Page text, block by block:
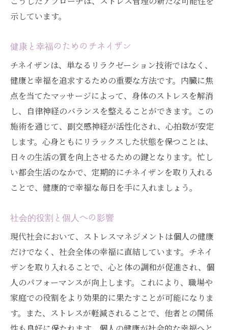
示しています。
健康と幸福のためのチネイザン
チネイザンは、単なるリラクゼーション技術ではなく、
健康と幸福を追求するための重要な方法です。内臓に焦
点を当てたマッサージによって、身体のストレスを解消
し、自律神経のバランスを整えることができます。この
施術を通じて、副交感神経が活性化され、心拍数が安定
します。心身ともにリラックスした状態を保つことは、
日々の生活の質を向上させるための鍵となります。忙し
い都会生活のなかで、定期的にチネイザンを取り入れる
ことで、健康的で幸福な毎日を手に入れましょう。
社会的役割と個人への影響
現代社会において、ストレスマネジメントは個人の健康
だけでなく、社会全体の幸福に直結しています。チネイ
ザンを取り入れることで、心と体の調和が促進され、個
人のパフォーマンスが向上します。これにより、職場や
家庭での役割をより効果的に果たすことが可能になりま
す。また、ストレスが軽減されることで、他者との関係